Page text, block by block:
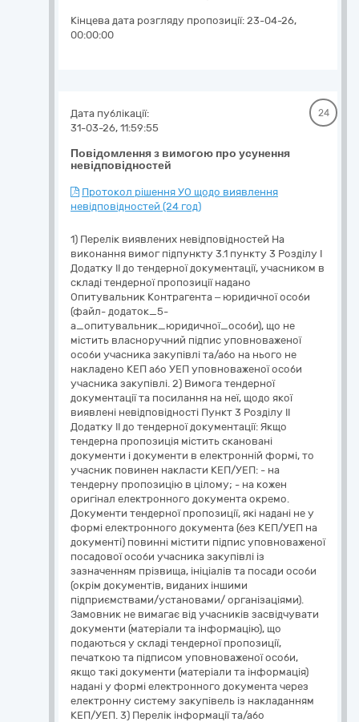
Кінцева дата розгляду пропозиції: 23-04-26,
00:00:00
Повідомлення з вимогою про усунення
невідповідностей
Дата публікації:
31-03-26, 11:59:55
24
Протокол рішення УО щодо виявлення
невідповідностей (24 год)
1) Перелік виявлених невідповідностей На
виконання вимог підпункту 3.1 пункту 3 Розділу І
Додатку ІІ до тендерної документації, учасником в
складі тендерної пропозиції надано
Опитувальник Контрагента – юридичної особи
(файл- додаток_5-
а_опитувальник_юридичної_особи), що не
містить власноручний підпис уповноваженої
особи учасника закупівлі та/або на нього не
накладено КЕП або УЕП уповноваженої особи
учасника закупівлі. 2) Вимога тендерної
документації та посилання на неї, щодо якої
виявлені невідповідності Пункт 3 Розділу ІІ
Додатку ІІ до тендерної документації: Якщо
тендерна пропозиція містить скановані
документи і документи в електронній формі, то
учасник повинен накласти КЕП/УЕП: - на
тендерну пропозицію в цілому; - на кожен
оригінал електронного документа окремо.
Документи тендерної пропозиції, які надані не у
формі електронного документа (без КЕП/УЕП на
документі) повинні містити підпис уповноваженої
посадової особи учасника закупівлі із
зазначенням прізвища, ініціалів та посади особи
(окрім документів, виданих іншими
підприємствами/установами/ організаціями).
Замовник не вимагає від учасників засвідчувати
документи (матеріали та інформацію), що
подаються у складі тендерної пропозиції,
печаткою та підписом уповноваженої особи,
якщо такі документи (матеріали та інформація)
надані у формі електронного документа через
електронну систему закупівель із накладанням
КЕП/УЕП. 3) Перелік інформації та/або